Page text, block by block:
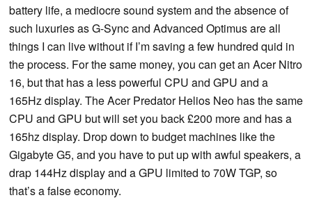
battery life, a mediocre sound system and the absence of
such luxuries as G-Sync and Advanced Optimus are all
things I can live without if I’m saving a few hundred quid in
the process. For the same money, you can get an Acer Nitro
16, but that has a less powerful CPU and GPU and a
165Hz display. The Acer Predator Helios Neo has the same
CPU and GPU but will set you back £200 more and has a
165hz display. Drop down to budget machines like the
Gigabyte G5, and you have to put up with awful speakers, a
drap 144Hz display and a GPU limited to 70W TGP, so
that’s a false economy.